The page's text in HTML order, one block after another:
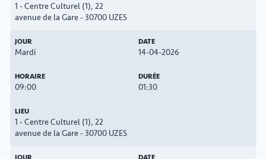
1 - Centre Culturel (1), 22
avenue de la Gare - 30700 UZES
Mardi 14-04-2026
09:00 01:30
1 - Centre Culturel (1), 22
avenue de la Gare - 30700 UZES